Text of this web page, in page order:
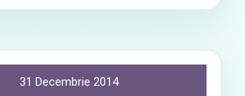
31 Decembrie 2014